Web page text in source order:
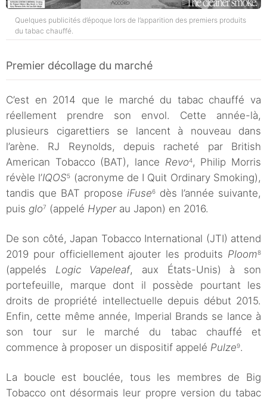
Quelques publicités d’époque lors de l’apparition des premiers produits
du tabac chauffé.
Premier décollage du marché
C’est en 2014 que le marché du tabac chauffé va
réellement prendre son envol. Cette année-là,
plusieurs cigarettiers se lancent à nouveau dans
l’arène. RJ Reynolds, depuis racheté par British
American Tobacco (BAT), lance Revo4, Philip Morris
révèle l’IQOS5
(acronyme de I Quit Ordinary Smoking),
tandis que BAT propose iFuse6
dès l’année suivante,
puis glo7 (appelé Hyperau Japon) en 2016.
De son côté, Japan Tobacco International (JTI) attend
2019 pour officiellement ajouter les produits Ploom8
(appelés Logic Vapeleaf, aux États-Unis) à son
portefeuille, marque dont il possède pourtant les
droits de propriété intellectuelle depuis début 2015.
Enfin, cette même année, Imperial Brands se lance à
son tour sur le marché du tabac chauffé et
commence à proposer un dispositif appelé Pulze9.
La boucle est bouclée, tous les membres de Big
Tobacco ont désormais leur propre version du tabac